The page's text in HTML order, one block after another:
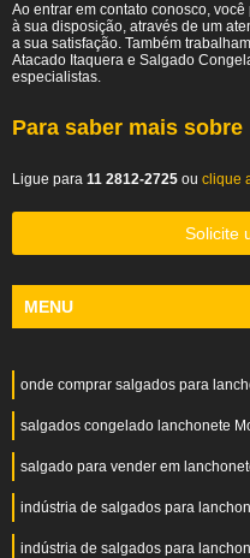
Ao entrar em contato conosco,
à sua disposição, através de um
a sua satisfação. Também
Atacado Itaquera e Salgado
especialistas.
Para saber mais sobre
Ligue para 11 2812-2725 ou clique
Solicite
MENU
onde comprar salgados para
salgados congelado lanchonete
salgado para vender em
indústria de salgados para
indústria de salgados para